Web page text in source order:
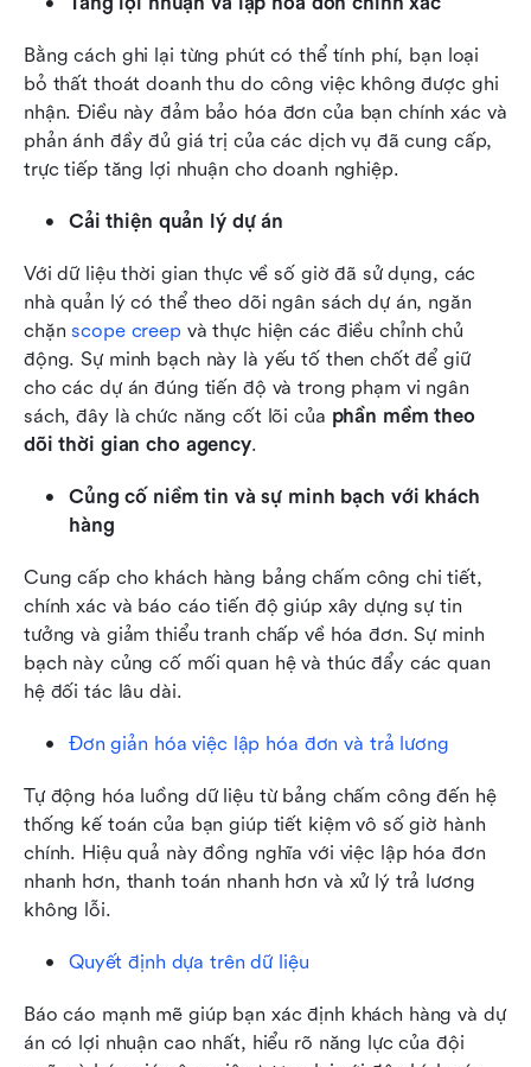
Bằng cách ghi lại từng phút có thể tính phí, bạn loại
bỏ thất thoát doanh thu do công việc không được ghi
nhận. Điều này đảm bảo hóa đơn của bạn chính xác và
phản ánh đầy đủ giá trị của các dịch vụ đã cung cấp,
trực tiếp tăng lợi nhuận cho doanh nghiệp.
Cải thiện quản lý dự án
Với dữ liệu thời gian thực về số giờ đã sử dụng, các
nhà quản lý có thể theo dõi ngân sách dự án, ngăn
chặn scope creep và thực hiện các điều chỉnh chủ
động. Sự minh bạch này là yếu tố then chốt để giữ
cho các dự án đúng tiến độ và trong phạm vi ngân
sách, đây là chức năng cốt lõi của phần mềm theo
dõi thời gian cho agency.
Củng cố niềm tin và sự minh bạch với khách
hàng
Cung cấp cho khách hàng bảng chấm công chi tiết,
chính xác và báo cáo tiến độ giúp xây dựng sự tin
tưởng và giảm thiểu tranh chấp về hóa đơn. Sự minh
bạch này củng cố mối quan hệ và thúc đẩy các quan
hệ đối tác lâu dài.
Đơn giản hóa việc lập hóa đơn và trả lương
Tự động hóa luồng dữ liệu từ bảng chấm công đến hệ
thống kế toán của bạn giúp tiết kiệm vô số giờ hành
chính. Hiệu quả này đồng nghĩa với việc lập hóa đơn
nhanh hơn, thanh toán nhanh hơn và xử lý trả lương
không lỗi.
Quyết định dựa trên dữ liệu
Báo cáo mạnh mẽ giúp bạn xác định khách hàng và dự
án có lợi nhuận cao nhất, hiểu rõ năng lực của đội